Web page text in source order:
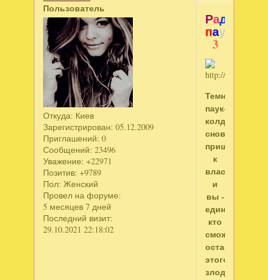
Пользователь
Откуда: Киев
Зарегистрирован: 05.12.2009
Приглашений: 0
Сообщений: 23496
Уважение: +22971
Позитив: +9789
Пол: Женский
Провел на форуме:
5 месяцев 7 дней
Последний визит:
29.10.2021 22:18:02
Рад
пау
3
Темный
паук-
колдун
снова
пришел
к
власти,
и
вы -
кто
сможет
остановить
этого
злодея.